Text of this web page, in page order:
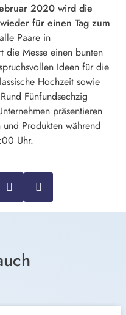
2020 wird die
für einen Tag zum
Paare in
die Messe einen bunten
Ideen für die
Hochzeit sowie
Fünfundsechzig
präsentieren
Produkten während
Uhr.